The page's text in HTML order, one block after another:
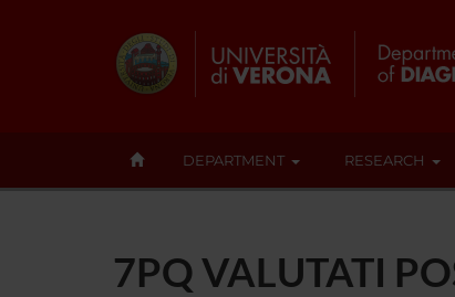
DEPARTMENT RESEARCH
7PQ VALUTATI